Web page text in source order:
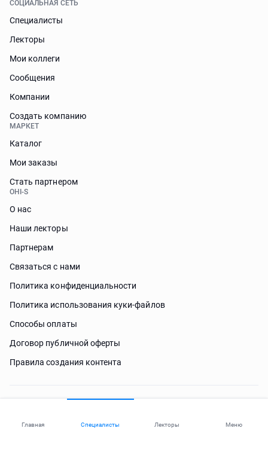
Главная Специалисты Лекторы Меню
СОЦИАЛЬНАЯ СЕТЬ
Специалисты
Лекторы
Мои коллеги
Сообщения
Компании
Создать компанию
МАРКЕТ
Каталог
Мои заказы
Стать партнером
OHI-S
О нас
Наши лекторы
Партнерам
Связаться с нами
Политика конфиденциальности
Политика использования куки-файлов
Способы оплаты
Договор публичной оферты
Правила создания контента
Нужна помощь?